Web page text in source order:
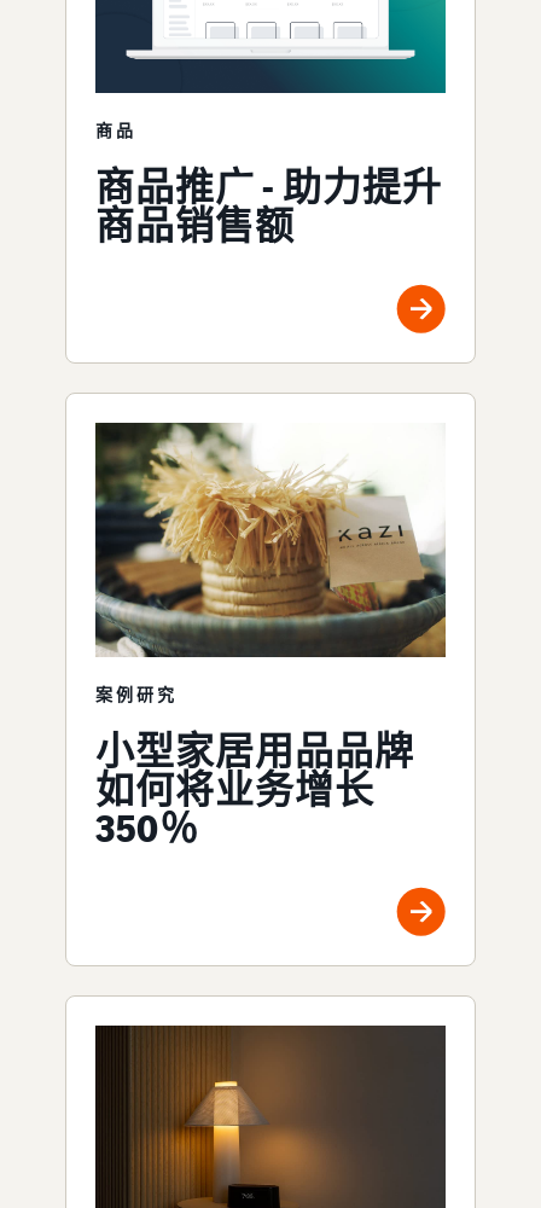
商品
商品推广 - 助力提升
商品销售额
案例研究
小型家居用品品牌
如何将业务增长
350％